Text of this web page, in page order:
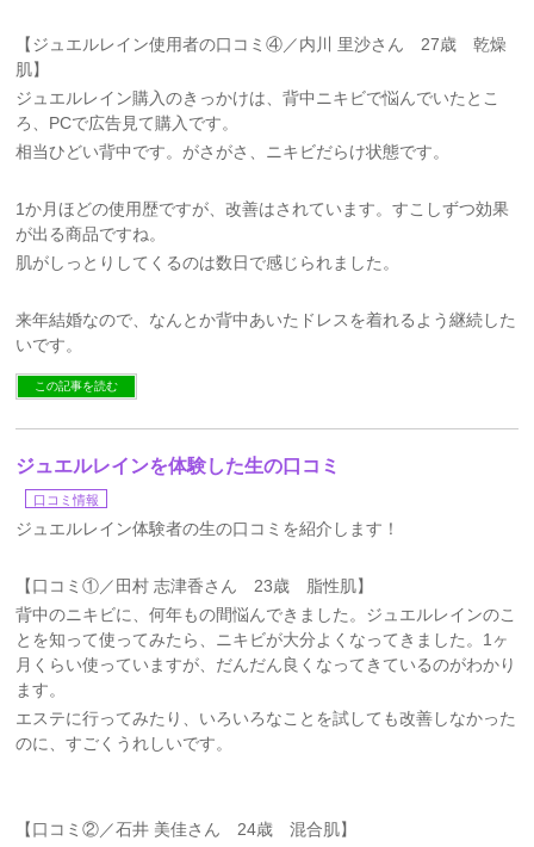
【ジュエルレイン使用者の口コミ④／内川 里沙さん 27歳 乾燥
肌】
ジュエルレイン購入のきっかけは、背中ニキビで悩んでいたとこ
ろ、PCで広告見て購入です。
相当ひどい背中です。がさがさ、ニキビだらけ状態です。
1か月ほどの使用歴ですが、改善はされています。すこしずつ効果
が出る商品ですね。
肌がしっとりしてくるのは数日で感じられました。
来年結婚なので、なんとか背中あいたドレスを着れるよう継続した
いです。
この記事を読む
ジュエルレインを体験した生の口コミ
口コミ情報
ジュエルレイン体験者の生の口コミを紹介します！
【口コミ①／田村 志津香さん 23歳 脂性肌】
背中のニキビに、何年もの間悩んできました。ジュエルレインのこ
とを知って使ってみたら、ニキビが大分よくなってきました。1ヶ
月くらい使っていますが、だんだん良くなってきているのがわかり
ます。
エステに行ってみたり、いろいろなことを試しても改善しなかった
のに、すごくうれしいです。
【口コミ②／石井 美佳さん 24歳 混合肌】